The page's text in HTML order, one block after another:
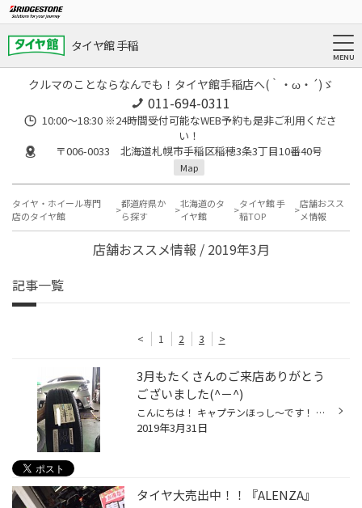
タイヤ館 手稲
クルマのことならなんでも！タイヤ館手稲店へ(｀・ω・´)ゞ
011-694-0311
10:00～18:30 ※24時間受付可能なWEB予約も是非ご利用くださ
い！
〒006-0033 北海道札幌市手稲区稲穂3条3丁目10番40号
Map
タイヤ・ホイール専門
店のタイヤ館
都道府県か
ら探す
北海道のタ
イヤ館
タイヤ館 手
稲TOP
店舗おスス
メ情報
店舗おススメ情報 / 2019年3月
記事一覧
< 1 2 3 >
3月もたくさんのご来店ありがとう
ございました(^－^)
こんにちは！ キャプテンほっし～です！ マーベルの新作キャプテンマーベル観てきましたョ(●´ω｀●) いやぁ良かったですね！！！ エンドゲームにもつながるので来月も楽しみ過ぎてｗｗｗ さて今日で3月も終わりますがたくさんのご来店ありがとうございました！！ 今日もピットはフル稼働でしたよ(^－...
2019年3月31日
タイヤ大売出中！！『ALENZA』